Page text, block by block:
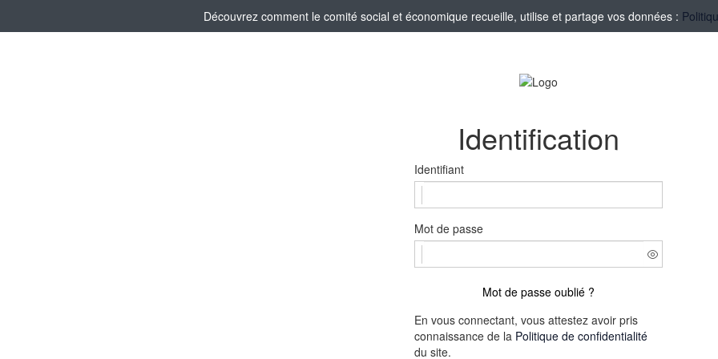
Découvrez comment le comité social et économique recueille, utilise et partage vos données :
Identification
Identifiant
Mot de passe
Mot de passe oublié ?
En vous connectant, vous attestez avoir pris
connaissance de la Politique de confidentialité
du site.